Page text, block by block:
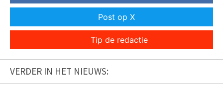
Post op X
Tip de redactie
VERDER IN HET NIEUWS: